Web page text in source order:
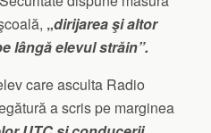
„dirijarea şi altor
lângă elevul străin”.
care asculta Radio
a scris pe marginea